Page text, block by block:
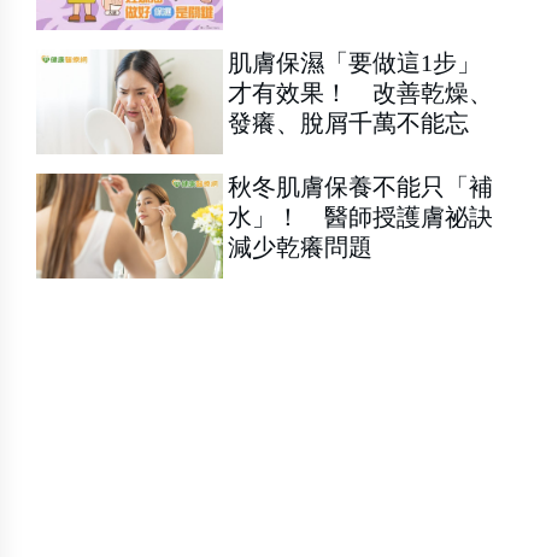
肌膚保濕「要做這1步」
才有效果！ 改善乾燥、
發癢、脫屑千萬不能忘
秋冬肌膚保養不能只「補
水」！ 醫師授護膚祕訣
減少乾癢問題